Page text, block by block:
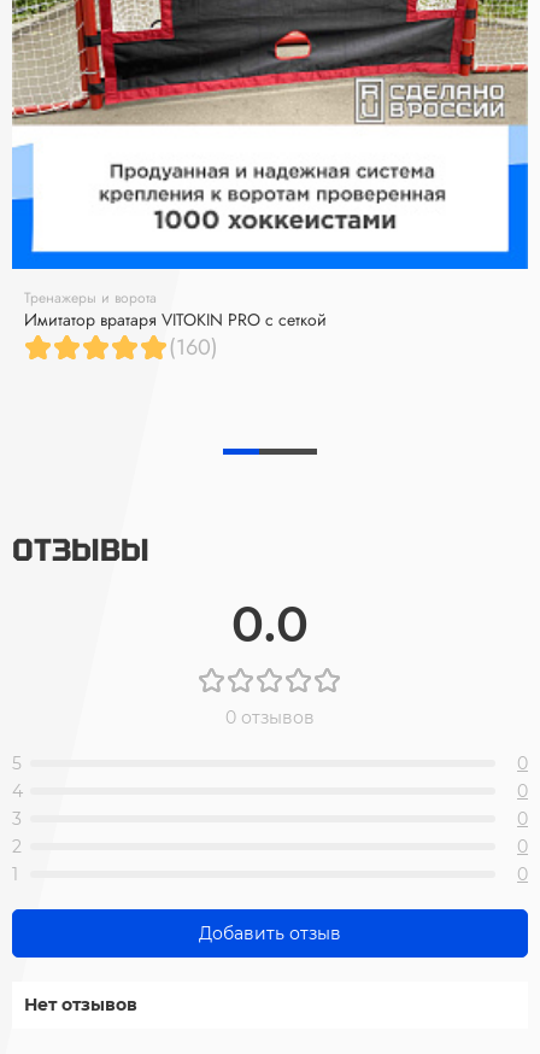
Тренажеры и ворота
Имитатор вратаря VITOKIN PRO с сеткой
(160)
ОТЗЫВЫ
0.0
0 отзывов
5
0
4
0
3
0
2
0
1
0
Добавить отзыв
Нет отзывов